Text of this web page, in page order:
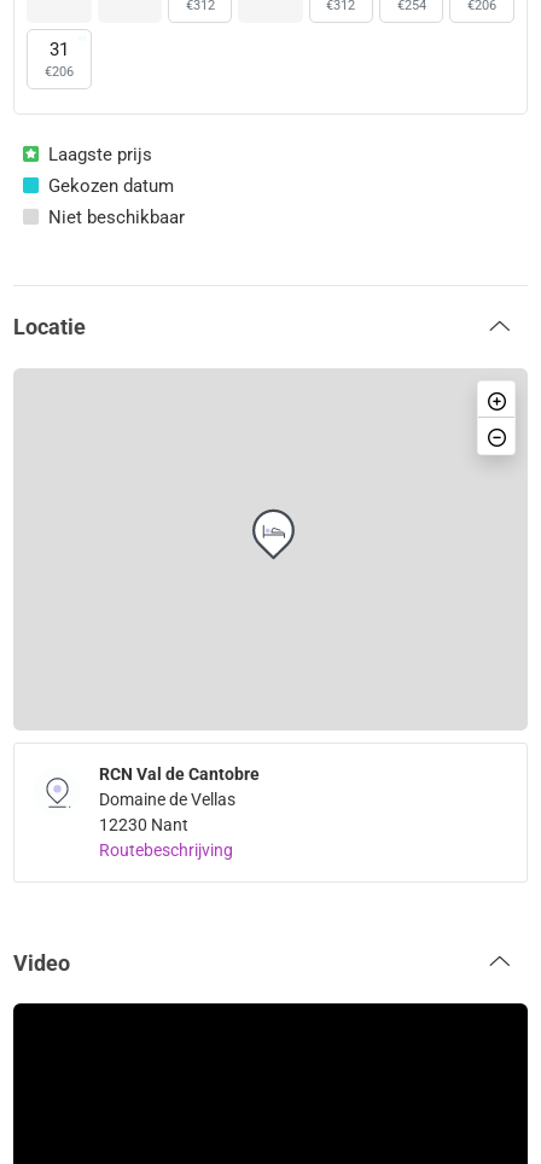
€312 €312 €254 €206
31
€206
Laagste prijs
Gekozen datum
Niet beschikbaar
Locatie
RCN Val de Cantobre
Domaine de Vellas
12230 Nant
Routebeschrijving
Video